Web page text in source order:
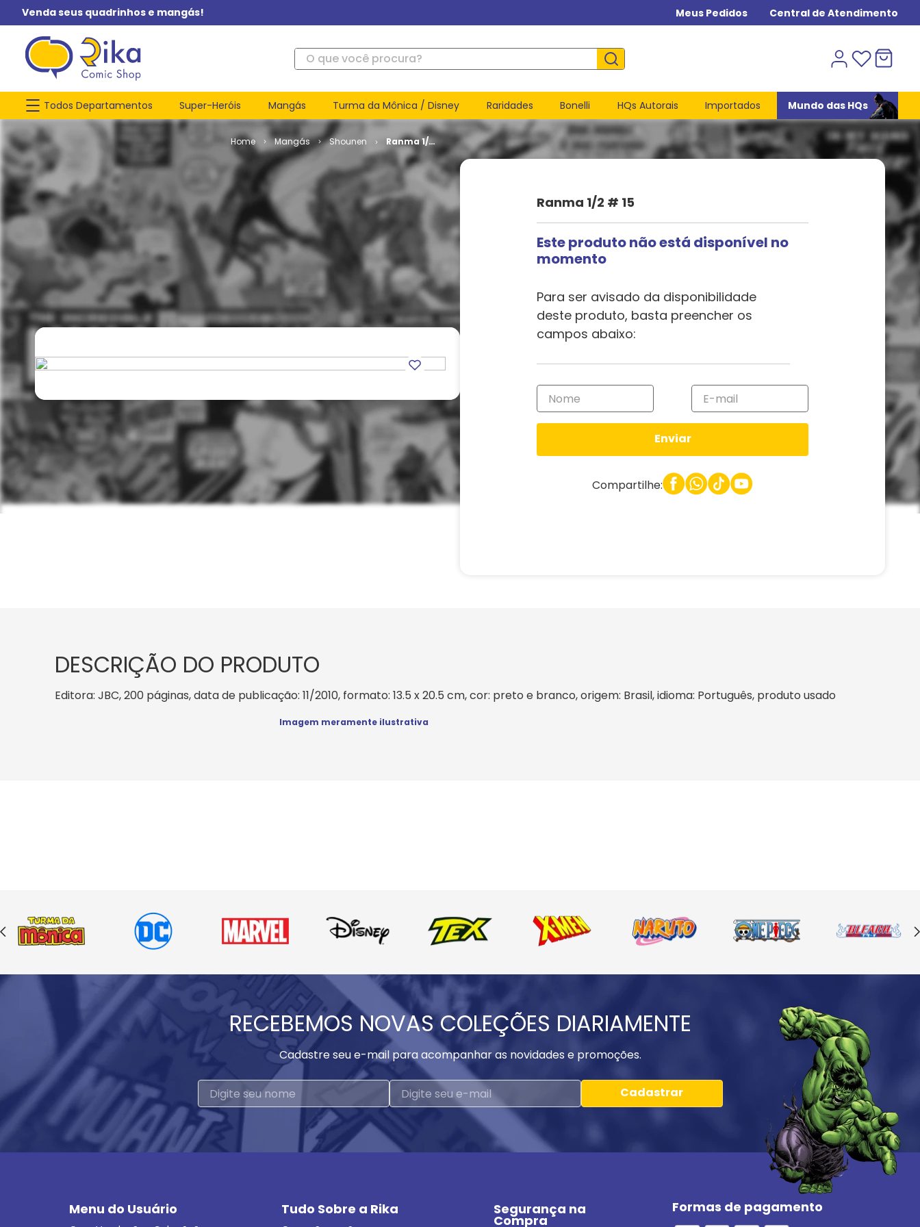
Venda seus quadrinhos e mangás! Meus Pedidos Central de Atendimento
O que você procura?
Todos Departamentos Super-Heróis Mangás Turma da Mônica / Disney Raridades Bonelli HQs Autorais Importados Mundo das HQs
Mangás Shounen
Ranma 1/2
# 15
Imagem meramente ilustrativa
Ranma 1/2 # 15
Este produto não está disponível no
momento
Para ser avisado da disponibilidade
deste produto, basta preencher os
campos abaixo:
Enviar
Compartilhe:
DESCRIÇÃO DO PRODUTO
Editora: JBC, 200 páginas, data de publicação: 11/2010, formato: 13.5 x 20.5 cm, cor: preto e branco, origem: Brasil, idioma: Português, produto usado
RECEBEMOS NOVAS COLEÇÕES DIARIAMENTE
Cadastre seu e-mail para acompanhar as novidades e promoções.
Cadastrar
Menu do Usuário Tudo Sobre a Rika Segurança na
Compra
Formas de pagamento